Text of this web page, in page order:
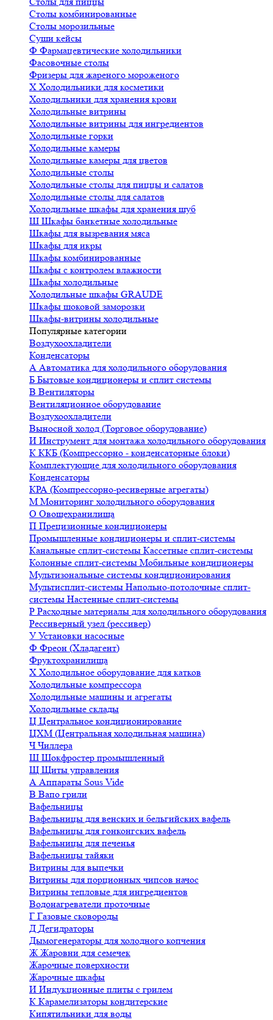
Столы комбинированные
Столы морозильные
Суши кейсы
Ф Фармацевтические холодильники
Фасовочные столы
Фризеры для жареного мороженого
Х Холодильники для косметики
Холодильники для хранения крови
Холодильные витрины
Холодильные витрины для ингредиентов
Холодильные горки
Холодильные камеры
Холодильные камеры для цветов
Холодильные столы
Холодильные столы для пиццы и салатов
Холодильные столы для салатов
Холодильные шкафы для хранения шуб
Ш Шкафы банкетные холодильные
Шкафы для вызревания мяса
Шкафы для икры
Шкафы комбинированные
Шкафы с контролем влажности
Шкафы холодильные
Холодильные шкафы GRAUDE
Шкафы шоковой заморозки
Шкафы-витрины холодильные
Популярные категории
Воздухоохладители
Конденсаторы
А Автоматика для холодильного оборудования
Б Бытовые кондиционеры и сплит системы
В Вентиляторы
Вентиляционное оборудование
Воздухоохладители
Выносной холод (Торговое оборудование)
И Инструмент для монтажа холодильного оборудования
К ККБ (Компрессорно - конденсаторные блоки)
Комплектующие для холодильного оборудования
Конденсаторы
КРА (Компрессорно-ресиверные агрегаты)
М Мониторинг холодильного оборудования
О Овощехранилища
П Прецизионные кондиционеры
Промышленные кондиционеры и сплит-системы
Канальные сплит-системы Кассетные сплит-системы
Колонные сплит-системы Мобильные кондиционеры
Мультизональные системы кондиционирования
Мультисплит-системы Напольно-потолочные сплит-
системы Настенные сплит-системы
Р Расходные материалы для холодильного оборудования
Рессиверный узел (рессивер)
У Установки насосные
Ф Фреон (Хладагент)
Фруктохранилища
Х Холодильное оборудование для катков
Холодильные компрессора
Холодильные машины и агрегаты
Холодильные склады
Ц Центральное кондиционирование
ЦХМ (Центральная холодильная машина)
ЧЧиллера
Ш Шокфростер промышленный
Щ Щиты управления
А Аппараты Sous Vide
В Вапо грили
Вафельницы
Вафельницы для венских и бельгийских вафель
Вафельницы для гонконгских вафель
Вафельницы для печенья
Вафельницы тайяки
Витрины для выпечки
Витрины для порционных чипсов начос
Витрины тепловые для ингредиентов
Водонагреватели проточные
Г Газовые сковороды
Д Дегидраторы
Дымогенераторы для холодного копчения
ЖЖаровни для семечек
Жарочные поверхности
Жарочные шкафы
И Индукционные плиты с грилем
К Карамелизаторы кондитерские
Кипятильники для воды